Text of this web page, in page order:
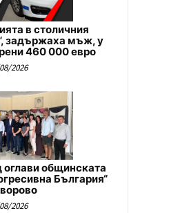
в столичния
задържаха мъж, у
460 000 евро
2026
общинската
България“
2026